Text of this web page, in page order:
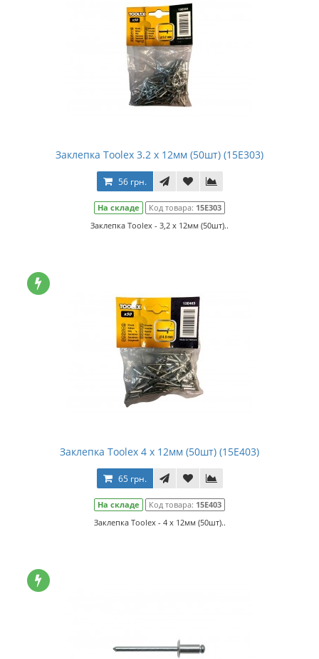
Заклепка Toolex 3.2 x 12мм (50шт) (15E303)
56 грн.
На складе Код товара: 15E303
Заклепка Toolex - 3,2 x 12мм (50шт)..
Заклепка Toolex 4 x 12мм (50шт) (15E403)
65 грн.
На складе Код товара: 15E403
Заклепка Toolex - 4 x 12мм (50шт)..